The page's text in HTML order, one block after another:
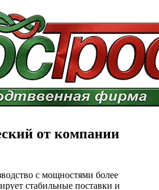
от компании
с мощностями более
стабильные поставки и